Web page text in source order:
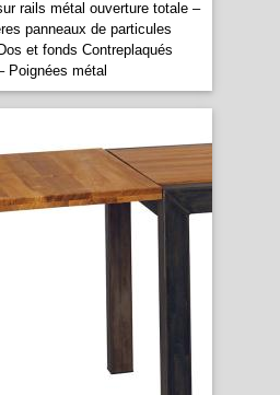
rails métal ouverture totale –
panneaux de particules
et fonds Contreplaqués
Poignées métal